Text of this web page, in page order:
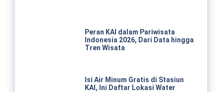
Peran KAI dalam Pariwisata
Indonesia 2026, Dari Data hingga
Tren Wisata
Isi Air Minum Gratis di Stasiun
KAI, Ini Daftar Lokasi Water